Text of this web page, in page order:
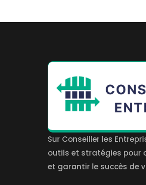
Sur Conseiller les
outils et stratégies pour
et garantir le succès de